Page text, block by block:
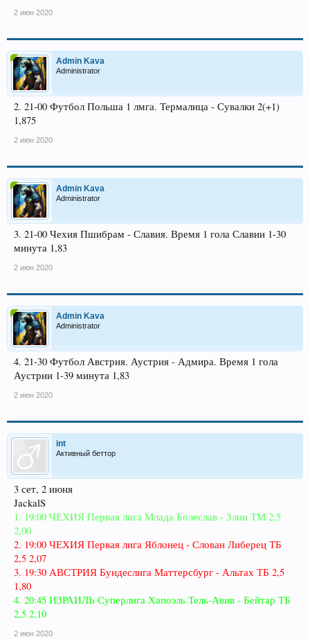
2 июн 2020
Admin Kava
Administrator
2. 21-00 Футбол Польша 1 лмга. Термалица - Сувалки 2(+1)
1,875
2 июн 2020
Admin Kava
Administrator
3. 21-00 Чехия Пшибрам - Славия. Время 1 гола Славии 1-30
минута 1,83
2 июн 2020
Admin Kava
Administrator
4. 21-30 Футбол Австрия. Аустрия - Адмира. Время 1 гола
Аустрии 1-39 минута 1,83
2 июн 2020
int
Активный беттор
3 сет, 2 июня
JackalS
1. 19:00 ЧЕХИЯ Первая лига Млада Болеслав - Злин ТМ 2,5
2,00
2. 19:00 ЧЕХИЯ Первая лига Яблонец - Слован Либерец ТБ
2,5 2,07
3. 19:30 АВСТРИЯ Бундеслига Маттерсбург - Альтах ТБ 2,5
1,80
4. 20:45 ИЗРАИЛЬ Суперлига Хапоэль Тель-Авив - Бейтар ТБ
2,5 2,10
2 июн 2020